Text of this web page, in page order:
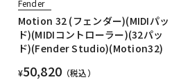
Fender
Motion 32 (フェンダー)(MIDIパッ
ド)(MIDIコントローラー)(32パッ
ド)(Fender Studio)(Motion32)
¥50,820 （税込）